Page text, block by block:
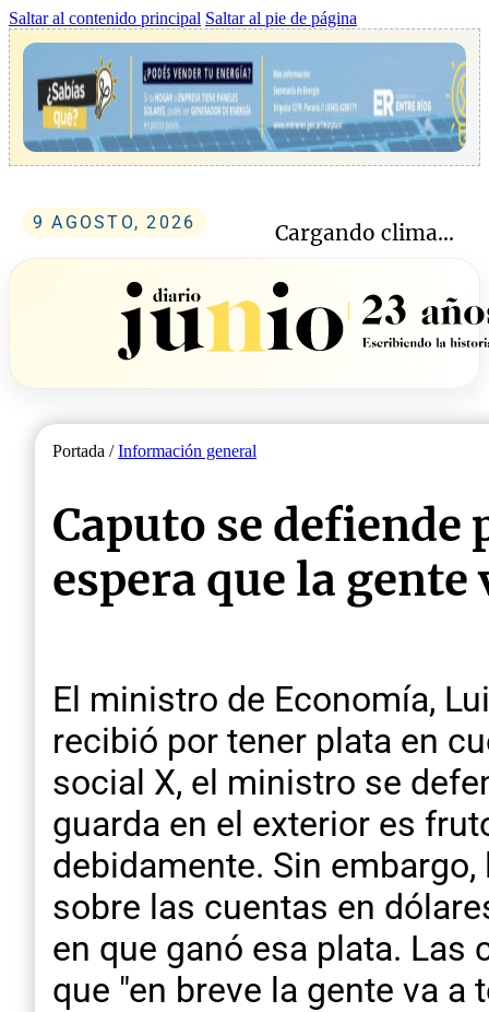
Saltar al contenido principal Saltar al pie de página
9 AGOSTO, 2026 Cargando clima...
Portada /Información general
Caputo se
espera que la
El ministro de Economía,
recibió por tener plata en
social X, el ministro se
guarda en el exterior es
debidamente. Sin
sobre las cuentas en
en que ganó esa plata.
que "en breve la gente va